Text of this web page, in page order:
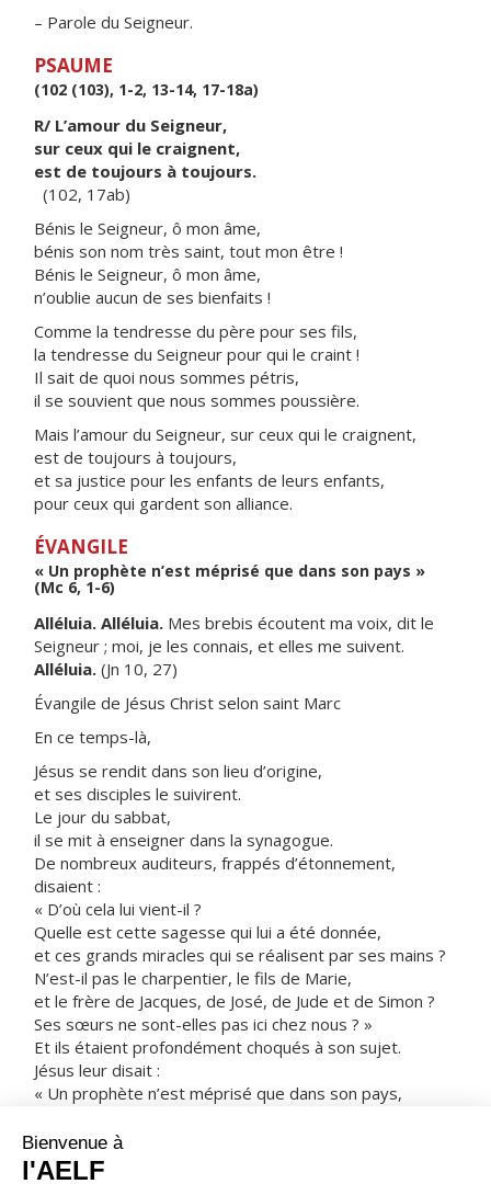
– Parole du Seigneur.
PSAUME
(102 (103), 1-2, 13-14, 17-18a)
R/ L’amour du Seigneur,
sur ceux qui le craignent,
est de toujours à toujours.
(102, 17ab)
Bénis le Seigneur, ô mon âme,
bénis son nom très saint, tout mon être !
Bénis le Seigneur, ô mon âme,
n’oublie aucun de ses bienfaits !
Comme la tendresse du père pour ses fils,
la tendresse du Seigneur pour qui le craint !
Il sait de quoi nous sommes pétris,
il se souvient que nous sommes poussière.
Mais l’amour du Seigneur, sur ceux qui le craignent,
est de toujours à toujours,
et sa justice pour les enfants de leurs enfants,
pour ceux qui gardent son alliance.
ÉVANGILE
« Un prophète n’est méprisé que dans son pays »
(Mc 6, 1-6)
Alléluia. Alléluia. Mes brebis écoutent ma voix, dit le
Seigneur ; moi, je les connais, et elles me suivent.
Alléluia. (Jn 10, 27)
Évangile de Jésus Christ selon saint Marc
En ce temps-là,
Jésus se rendit dans son lieu d’origine,
et ses disciples le suivirent.
Le jour du sabbat,
il se mit à enseigner dans la synagogue.
De nombreux auditeurs, frappés d’étonnement,
disaient :
« D’où cela lui vient-il ?
Quelle est cette sagesse qui lui a été donnée,
et ces grands miracles qui se réalisent par ses mains ?
N’est-il pas le charpentier, le fils de Marie,
et le frère de Jacques, de José, de Jude et de Simon ?
Ses sœurs ne sont-elles pas ici chez nous ? »
Et ils étaient profondément choqués à son sujet.
Jésus leur disait :
« Un prophète n’est méprisé que dans son pays,
Et là il ne pouvait accomplir aucun miracle ;
il guérit seulement quelques malades